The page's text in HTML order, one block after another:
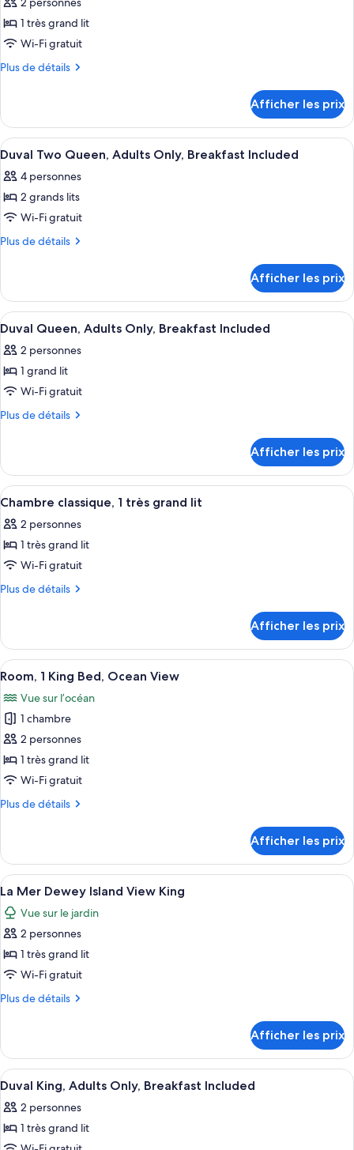
lits
photos
pour
ce
type
Partial
Ocean
1
King
1 très grand lit
Wi-Fi gratuit
Plus de détails
Plus
Partial
Ocean
1
Afficher les prix
Afficher
toutes
les
photos
pour
ce
chambre :
Duval
Two
Queen,
Adults
Only,
Breakfast
Included
Une chambre d’hôtel avec deux
4
Duval Two Queen, Adults Only, Breakfast Included
4 personnes
2 grands lits
Wi-Fi gratuit
Plus de détails
Plus
Duval
Two
Queen,
Only,
Breakfast
Afficher les prix
Afficher
toutes
les
photos
pour
ce
chambre :
Duval
Queen,
Adults
Only,
Breakfast
Included
Un lit bien fait, avec une tête de lit
4
Duval Queen, Adults Only, Breakfast Included
2 personnes
1 grand lit
Wi-Fi gratuit
Plus de détails
Plus
Duval
Queen,
Adults
Breakfast
Included
Afficher les prix
Afficher
toutes
les
photos
pour
ce
chambre :
Chambre
classique,
1
très
grand
lit
Une chambre d’hôtel moderne
5
Chambre classique, 1 très grand lit
2 personnes
1 très grand lit
Wi-Fi gratuit
Plus de détails
Plus
Chambre
classique,
1
grand
lit
Afficher les prix
Afficher
toutes
les
photos
pour
ce
type
chambre :
King
Bed,
Ocean
View
Une chambre d’hôtel avec un grand
5
Room, 1 King Bed, Ocean View
Vue sur l’océan
1 chambre
2 personnes
1 très grand lit
Wi-Fi gratuit
Plus de détails
Plus
Room,
King
Bed,
Ocean
View
Afficher les prix
Afficher
toutes
les
photos
pour
ce
type
La
Mer
Dewey
Island
View
King
Une chambre à coucher bien
8
La Mer Dewey Island View King
Vue sur le jardin
2 personnes
1 très grand lit
Wi-Fi gratuit
Plus de détails
Plus
La
Mer
Dewey
View
King
Afficher les prix
Afficher
toutes
les
photos
Un lit bien fait, avec une tête de lit
4
Duval King, Adults Only, Breakfast Included
2 personnes
1 très grand lit